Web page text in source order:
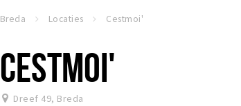
Breda Locaties Cestmoi'
CESTMOI'
Dreef 49, Breda